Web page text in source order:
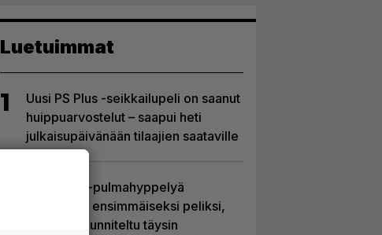
Luetuimmat
1
Uusi PS Plus -seikkailupeli on saanut
huippuarvostelut – saapui heti
julkaisupäivänään tilaajien saataville
Uutta PS5-pulmahyppelyä
kuvaillaan ensimmäiseksi peliksi,
joka on suunniteltu täysin